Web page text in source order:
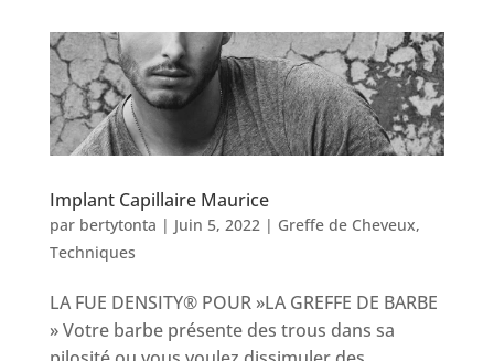
Implant Capillaire Maurice
par bertytonta | Juin 5, 2022| Greffe de Cheveux,
Techniques
LA FUE DENSITY® POUR »LA GREFFE DE BARBE
» Votre barbe présente des trous dans sa